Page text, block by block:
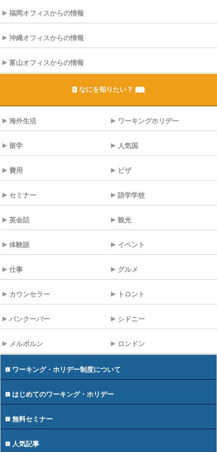
福岡オフィスからの情報
沖縄オフィスからの情報
富山オフィスからの情報
なにを知りたい？
海外生活 ワーキングホリデー
留学 人気国
費用 ビザ
セミナー 語学学校
英会話 観光
体験談 イベント
仕事 グルメ
カウンセラー トロント
バンクーバー シドニー
メルボルン ロンドン
ワーキング・ホリデー制度について
はじめてのワーキング・ホリデー
無料セミナー
人気記事